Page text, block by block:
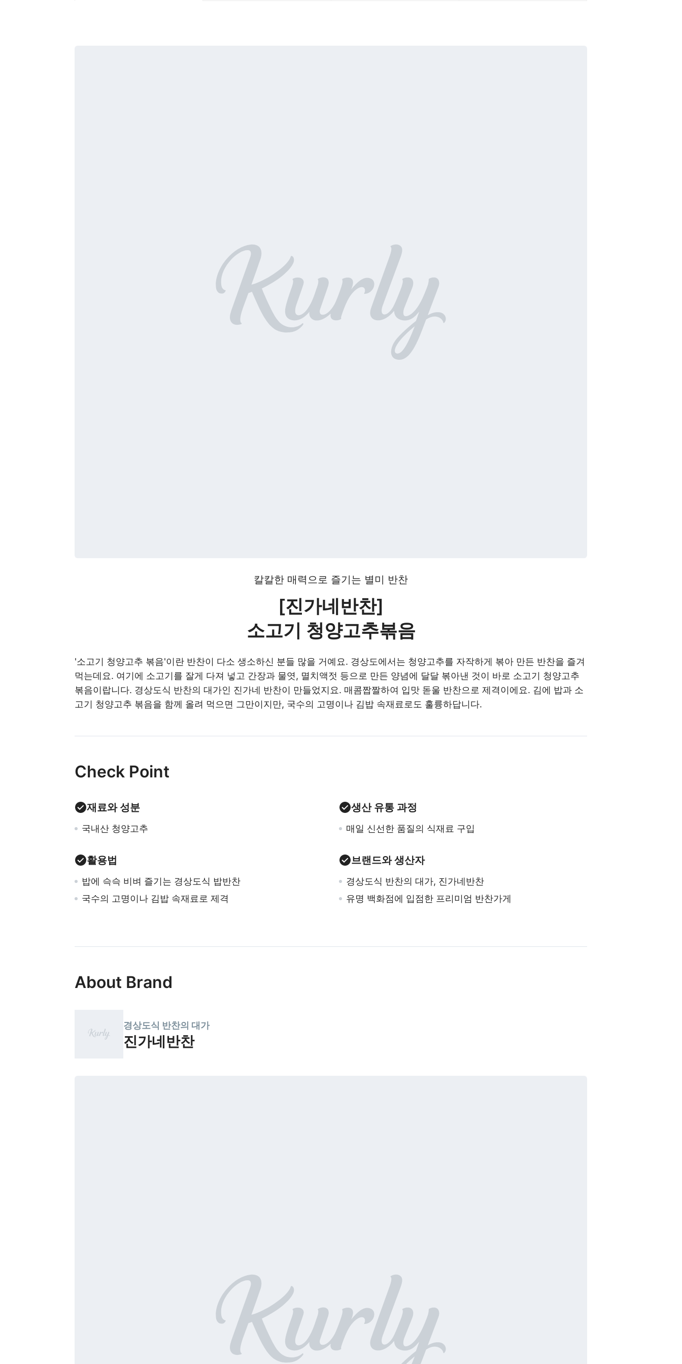
칼칼한 매력으로 즐기는 별미 반찬
[진가네반찬]
소고기 청양고추볶음
'소고기 청양고추 볶음'이란 반찬이 다소 생소하신 분들 많을 거예요. 경상도에서는 청양고추를 자작하게 볶아 만든 반찬을 즐겨
먹는데요. 여기에 소고기를 잘게 다져 넣고 간장과 물엿, 멸치액젓 등으로 만든 양념에 달달 볶아낸 것이 바로 소고기 청양고추
볶음이랍니다. 경상도식 반찬의 대가인 진가네 반찬이 만들었지요. 매콤짭짤하여 입맛 돋울 반찬으로 제격이에요. 김에 밥과 소
고기 청양고추 볶음을 함께 올려 먹으면 그만이지만, 국수의 고명이나 김밥 속재료로도 훌륭하답니다.
Check Point
재료와 성분
국내산 청양고추
생산 유통 과정
매일 신선한 품질의 식재료 구입
활용법
밥에 슥슥 비벼 즐기는 경상도식 밥반찬
국수의 고명이나 김밥 속재료로 제격
브랜드와 생산자
경상도식 반찬의 대가, 진가네반찬
유명 백화점에 입점한 프리미엄 반찬가게
About Brand
경상도식 반찬의 대가
진가네반찬